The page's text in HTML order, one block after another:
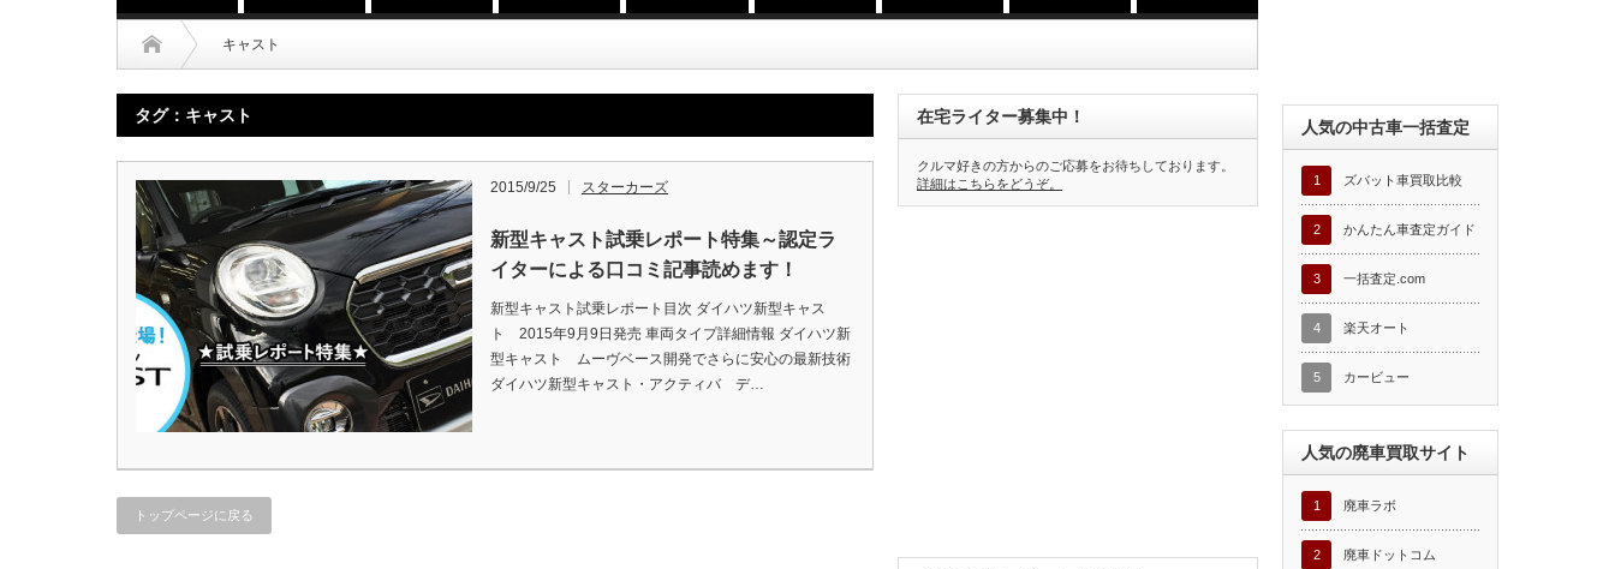
キャスト
タグ：キャスト
2015/9/25 スターカーズ
新型キャスト試乗レポート特集～認定ラ
イターによる口コミ記事読めます！
新型キャスト試乗レポート目次 ダイハツ新型キャス
ト 2015年9月9日発売 車両タイプ詳細情報 ダイハツ新
型キャスト ムーヴベース開発でさらに安心の最新技術
ダイハツ新型キャスト・アクティバ デ…
トップページに戻る
在宅ライター募集中！
クルマ好きの方からのご応募をお待ちしております。
詳細はこちらをどうぞ。
人気の中古車一括査定
1 ズバット車買取比較
2 かんたん車査定ガイド
3 一括査定.com
4 楽天オート
5 カービュー
人気の廃車買取サイト
1 廃車ラボ
2 廃車ドットコム